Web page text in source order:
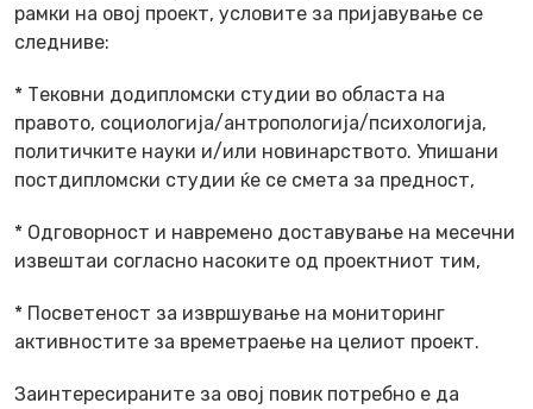
рамки на овој проект, условите за пријавување се
следниве:
* Тековни додипломски студии во областа на
правото, социологија/антропологија/психологија,
политичките науки и/или новинарството. Упишани
постдипломски студии ќе се смета за предност,
* Одговорност и навремено доставување на месечни
извештаи согласно насоките од проектниот тим,
* Посветеност за извршување на мониторинг
активностите за времетраење на целиот проект.
Заинтересираните за овој повик потребно е да